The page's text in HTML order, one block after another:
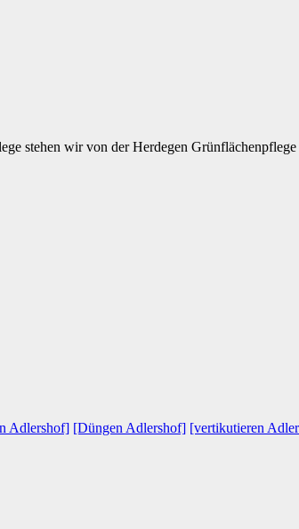
stehen wir von der Herdegen
Adlershof] [Düngen Adlershof] [vertikutieren